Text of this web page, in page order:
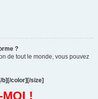
?
de tout le monde, vous pouvez
b][/color][/size]
MOI !